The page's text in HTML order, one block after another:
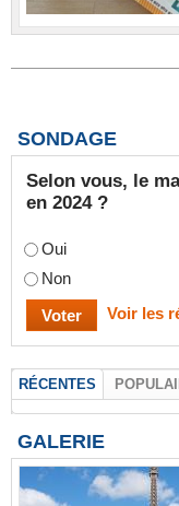
SONDAGE
Selon vous, le
en 2024 ?
Oui
Non
Voir les
RÉCENTES
GALERIE